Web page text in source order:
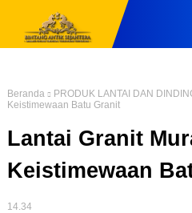
Beranda PRODUK LANTAI DAN
Keistimewaan Batu Granit
Lantai Granit
Keistimewaan
14.34